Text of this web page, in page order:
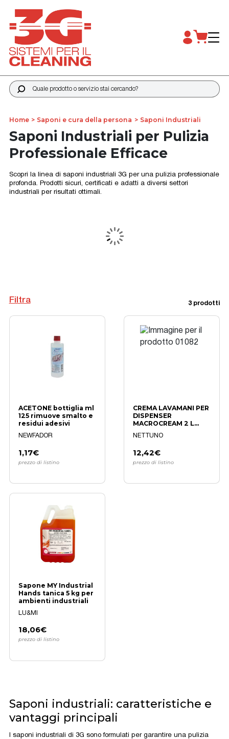
Quale prodotto o servizio stai cercando?
Home Saponi e cura della persona Saponi Industriali
Saponi Industriali per Pulizia
Professionale Efficace
Scopri la linea di saponi industriali 3G per una pulizia professionale
profonda. Prodotti sicuri, certificati e adatti a diversi settori
industriali per risultati ottimali.
Filtra 3 prodotti
ACETONE bottiglia ml
125 rimuove smalto e
residui adesivi
NEWFADOR
1,17€
prezzo di listino
CREMA LAVAMANI PER
DISPENSER
MACROCREAM 2 L
CON MICROSFERE
NATURALI
NETTUNO
12,42€
prezzo di listino
Sapone MY Industrial
Hands tanica 5 kg per
ambienti industriali
LU&MI
18,06€
prezzo di listino
Saponi industriali: caratteristiche e
vantaggi principali
I saponi industriali di 3G sono formulati per garantire una pulizia